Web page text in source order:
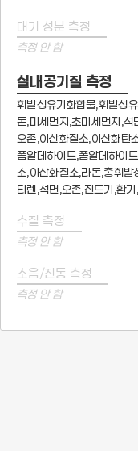
대기 성분 측정
측정 안 함
실내공기질 측정
휘발성유기화합물,휘발성
돈,미세먼지,초미세먼지,
오존,이산화질소,이산화탄
폼알데하이드,폼알데하이
소,이산화질소,라돈,총휘
티렌,석면,오존,진드기,환
수질 측정
측정 안 함
소음/진동 측정
측정 안 함